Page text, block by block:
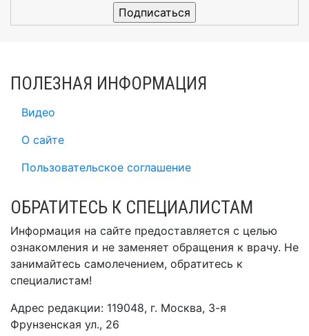
ПОЛЕЗНАЯ ИНФОРМАЦИЯ
Видео
О сайте
Пользовательское соглашение
ОБРАТИТЕСЬ К СПЕЦИАЛИСТАМ
Информация на сайте предоставляется с целью
ознакомления и не заменяет обращения к врачу. Не
занимайтесь самолечением, обратитесь к
специалистам!
Адрес редакции: 119048, г. Москва, 3-я
Фрунзенская ул., 26